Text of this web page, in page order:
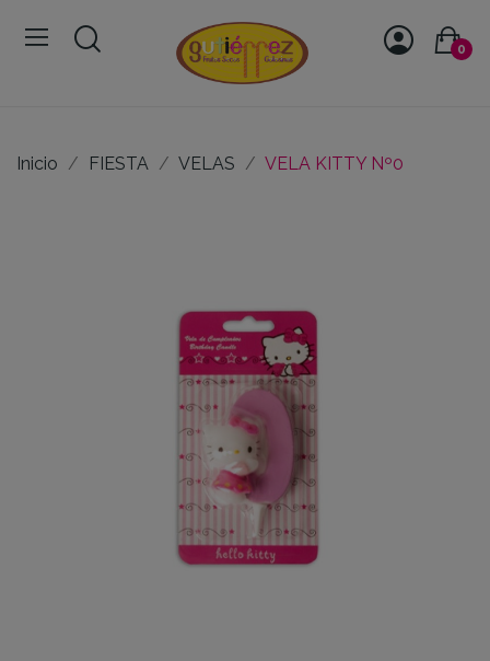
0
Inicio FIESTA VELAS VELA KITTY Nº0